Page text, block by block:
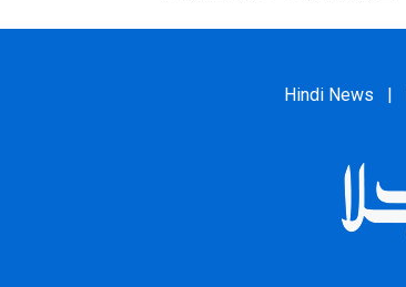
Hindi News |